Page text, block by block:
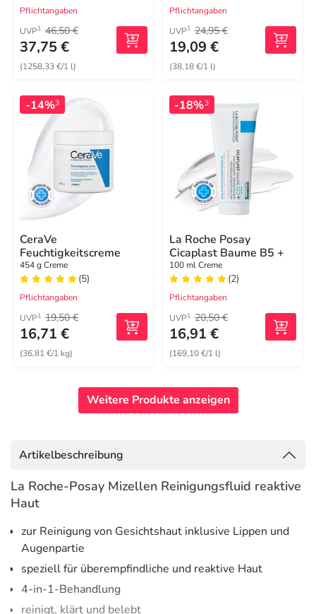
Pflichtangaben
UVP1 46,50 €
37,75 €
(1258,33 €/1 l)
Pflichtangaben
UVP1 24,95 €
19,09 €
(38,18 €/1 l)
-14%3
CeraVe
Feuchtigkeitscreme
454 g Creme
(5)
Pflichtangaben
UVP1 19,50 €
16,71 €
(36,81 €/1 kg)
-18%3
La Roche Posay
Cicaplast Baume B5 +
100 ml Creme
(2)
Pflichtangaben
UVP1 20,50 €
16,91 €
(169,10 €/1 l)
Weitere Produkte anzeigen
Artikelbeschreibung
La Roche-Posay Mizellen Reinigungsfluid reaktive
Haut
zur Reinigung von Gesichtshaut inklusive Lippen und
Augenpartie
speziell für überempfindliche und reaktive Haut
4-in-1-Behandlung
reinigt, klärt und belebt